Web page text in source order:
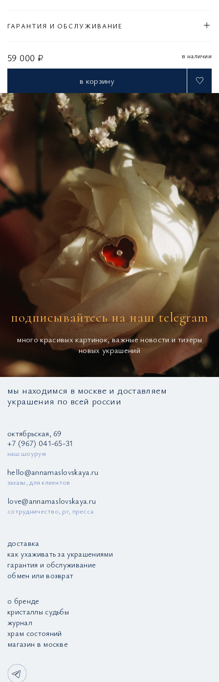
59 000 ₽ в наличии
в корзину
ГАРАНТИЯ И ОБСЛУЖИВАНИЕ
подписывайтесь на наш telegram
много красивых картинок, важные новости и тизеры
новых украшений
мы находимся в москве и доставляем
украшения по всей россии
октябрьская, 69
+7 (967) 041-65-31
наш шоурум
hello@annamaslovskaya.ru
заказы, для клиентов
love@annamaslovskaya.ru
сотрудничество, pr, пресса
доставка
как ухаживать за украшениями
гарантия и обслуживание
обмен или возврат
о бренде
кристаллы судьбы
журнал
храм состояний
магазин в москве